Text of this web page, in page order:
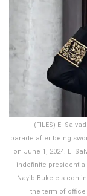
(FILES) El
parade after being
on June 1, 2024. El
indefinite
Nayib Bukele's
the term of office